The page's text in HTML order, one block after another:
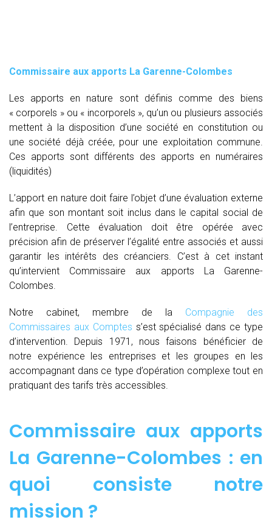
Commissaire aux apports La Garenne-Colombes
Les apports en nature sont définis comme des biens
« corporels » ou « incorporels », qu’un ou plusieurs associés
mettent à la disposition d’une société en constitution ou
une société déjà créée, pour une exploitation commune.
Ces apports sont différents des apports en numéraires
(liquidités)
L’apport en nature doit faire l’objet d’une évaluation externe
afin que son montant soit inclus dans le capital social de
l’entreprise. Cette évaluation doit être opérée avec
précision afin de préserver l’égalité entre associés et aussi
garantir les intérêts des créanciers. C’est à cet instant
qu’intervient Commissaire aux apports La Garenne-
Colombes.
Notre cabinet, membre de la Compagnie des
Commissaires aux Comptes s’est spécialisé dans ce type
d’intervention. Depuis 1971, nous faisons bénéficier de
notre expérience les entreprises et les groupes en les
accompagnant dans ce type d’opération complexe tout en
pratiquant des tarifs très accessibles.
Commissaire aux apports
La Garenne-Colombes : en
quoi consiste notre
mission ?